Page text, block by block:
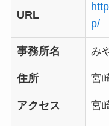
URL
p/
事務所名 み
住所 宮
アクセス 宮